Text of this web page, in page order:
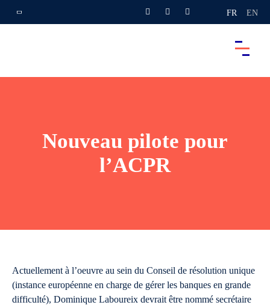
FR EN
Nouveau pilote pour
l’ACPR
Actuellement à l’oeuvre au sein du Conseil de résolution unique
(instance européenne en charge de gérer les banques en grande
difficulté), Dominique Laboureix devrait être nommé secrétaire